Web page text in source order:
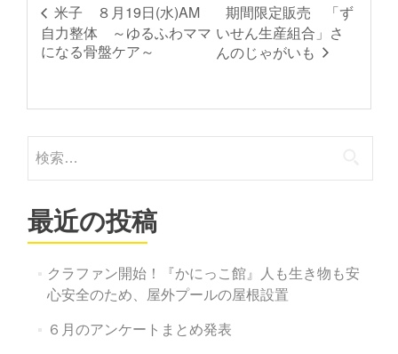
米子 ８月19日(水)AM
自力整体 ～ゆるふわママ
になる骨盤ケア～
期間限定販売 「ず
いせん生産組合」さ
んのじゃがいも
索:
最近の投稿
クラファン開始！『かにっこ館』人も生き物も安
心安全のため、屋外プールの屋根設置
６月のアンケートまとめ発表